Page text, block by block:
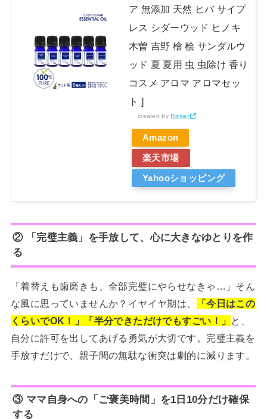
ア 無添加 天然 ヒバ サイプ
レス シダーウッド ヒノキ
木曽 吉野 檜 桧 サンダルウ
ッド 夏 夏用 虫 虫除け 香り
コスメ アロマ アロマセッ
ト ]
created byRinker
Amazon
楽天市場
Yahooショッピング
② 「完璧主義」を手放して、心に大きなゆとりを作
る
「着替えも歯磨きも、全部完璧にやらせなきゃ…」そん
な風に思っていませんか？イヤイヤ期は、
「今日はこの
くらいでOK！」「半分できただけでもすごい！」 と、
自分に許可を出してあげる勇気が大切です。完璧主義を
手放すだけで、親子間の無駄な衝突は劇的に減ります。
③ ママ自身への「ご褒美時間」を1日10分だけ確保
する